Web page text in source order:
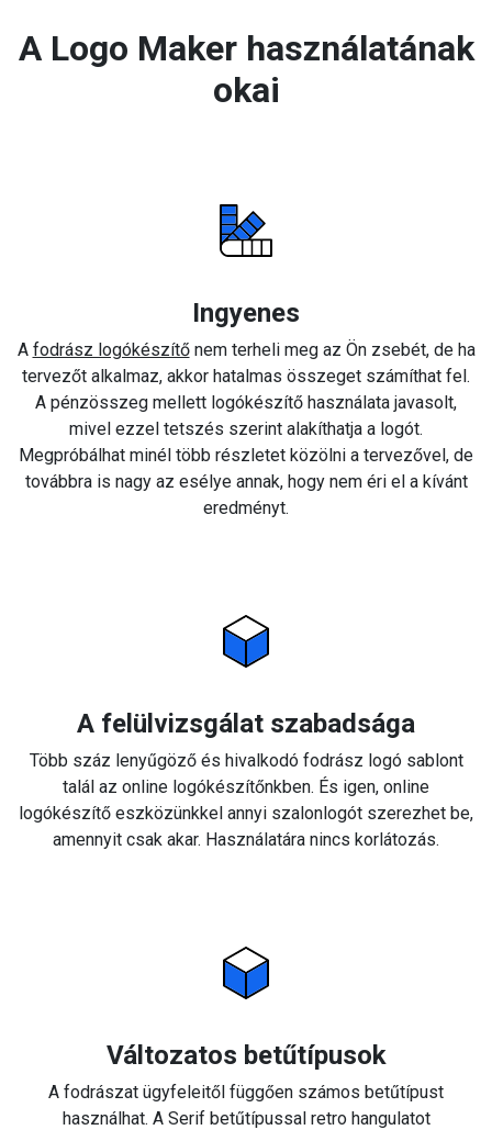
A Logo Maker használatának
okai
Ingyenes
A fodrász logókészítőnem terheli meg az Ön zsebét, de ha
tervezőt alkalmaz, akkor hatalmas összeget számíthat fel.
A pénzösszeg mellett logókészítő használata javasolt,
mivel ezzel tetszés szerint alakíthatja a logót.
Megpróbálhat minél több részletet közölni a tervezővel, de
továbbra is nagy az esélye annak, hogy nem éri el a kívánt
eredményt.
A felülvizsgálat szabadsága
Több száz lenyűgöző és hivalkodó fodrász logó sablont
talál az online logókészítőnkben. És igen, online
logókészítő eszközünkkel annyi szalonlogót szerezhet be,
amennyit csak akar. Használatára nincs korlátozás.
Változatos betűtípusok
A fodrászat ügyfeleitől függően számos betűtípust
használhat. A Serif betűtípussal retro hangulatot